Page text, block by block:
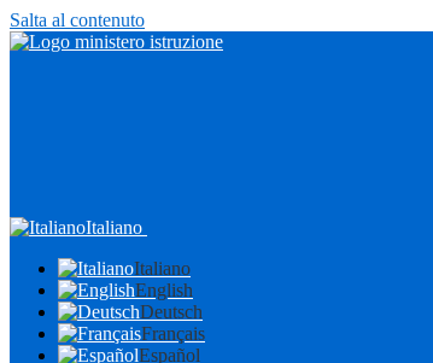
Salta al contenuto
Italiano
Italiano
English
Deutsch
Français
Español